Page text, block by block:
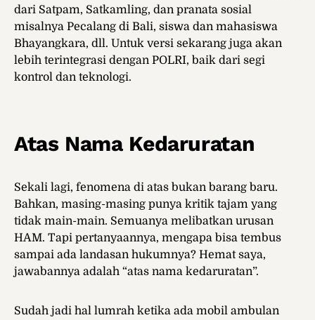
dari Satpam, Satkamling, dan pranata sosial
misalnya Pecalang di Bali, siswa dan mahasiswa
Bhayangkara, dll. Untuk versi sekarang juga akan
lebih terintegrasi dengan POLRI, baik dari segi
kontrol dan teknologi.
Atas Nama Kedaruratan
Sekali lagi, fenomena di atas bukan barang baru.
Bahkan, masing-masing punya kritik tajam yang
tidak main-main. Semuanya melibatkan urusan
HAM. Tapi pertanyaannya, mengapa bisa tembus
sampai ada landasan hukumnya? Hemat saya,
jawabannya adalah “atas nama kedaruratan”.
Sudah jadi hal lumrah ketika ada mobil ambulan